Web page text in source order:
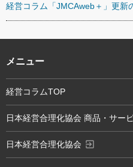
経営コラム「JMCAweb＋」更新
メニュー
経営コラムTOP
日本経営合理化協会 商品・サー
日本経営合理化協会 exit_to_app